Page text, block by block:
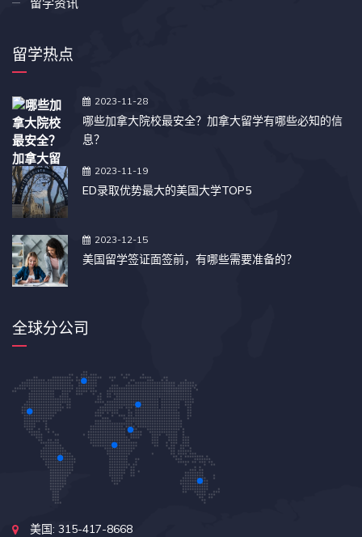
留学热点
2023-11-28
哪些加拿大院校最安全？加拿大留学有哪些必知的信
息？
2023-11-19
ED录取优势最大的美国大学TOP5
2023-12-15
美国留学签证面签前，有哪些需要准备的？
全球分公司
美国: 315-417-8668